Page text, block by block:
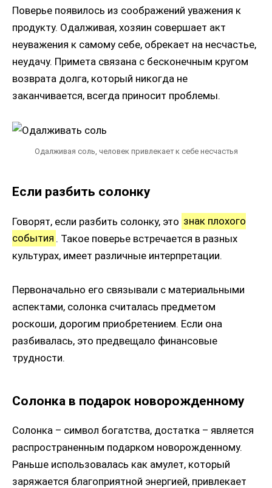
Поверье появилось из соображений уважения к
продукту. Одалживая, хозяин совершает акт
неуважения к самому себе, обрекает на несчастье,
неудачу. Примета связана с бесконечным кругом
возврата долга, который никогда не
заканчивается, всегда приносит проблемы.
Одалживая соль, человек привлекает к себе несчастья
Если разбить солонку
Говорят, если разбить солонку, это знак плохого
события . Такое поверье встречается в разных
культурах, имеет различные интерпретации.
Первоначально его связывали с материальными
аспектами, солонка считалась предметом
роскоши, дорогим приобретением. Если она
разбивалась, это предвещало финансовые
трудности.
Солонка в подарок новорожденному
Солонка – символ богатства, достатка – является
распространенным подарком новорожденному.
Раньше использовалась как амулет, который
заряжается благоприятной энергией, привлекает